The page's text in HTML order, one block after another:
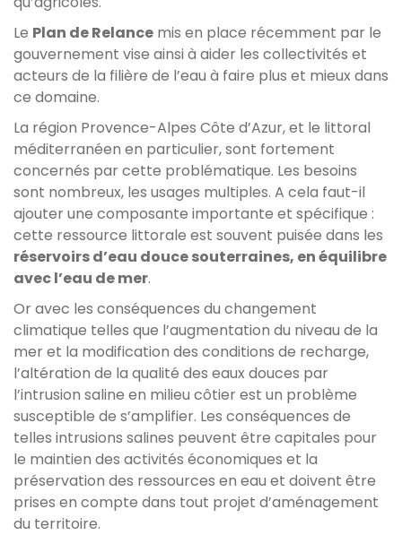
Le Plan de Relance mis en place récemment par le
gouvernement vise ainsi à aider les collectivités et
acteurs de la filière de l’eau à faire plus et mieux dans
ce domaine.
La région Provence-Alpes Côte d’Azur, et le littoral
méditerranéen en particulier, sont fortement
concernés par cette problématique. Les besoins
sont nombreux, les usages multiples. A cela faut-il
ajouter une composante importante et spécifique :
cette ressource littorale est souvent puisée dans les
réservoirs d’eau douce souterraines, en équilibre
avec l’eau de mer.
Or avec les conséquences du changement
climatique telles que l’augmentation du niveau de la
mer et la modification des conditions de recharge,
l’altération de la qualité des eaux douces par
l’intrusion saline en milieu côtier est un problème
susceptible de s’amplifier. Les conséquences de
telles intrusions salines peuvent être capitales pour
le maintien des activités économiques et la
préservation des ressources en eau et doivent être
prises en compte dans tout projet d’aménagement
du territoire.